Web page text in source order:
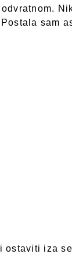
sam
ostaviti iza